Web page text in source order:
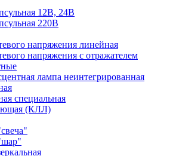
12В, 24В
220В
напряжения линейная
напряжения с отражателем
лампа неинтегрированная
специальная
(КЛЛ)